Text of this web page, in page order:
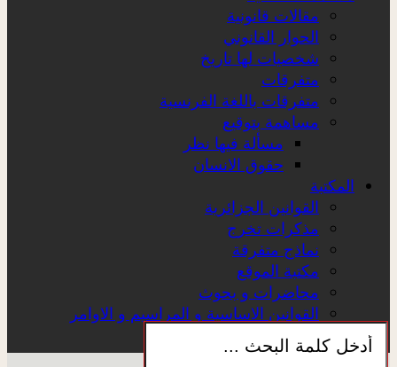
مقالات قانونية
الحوار القانوني
شخصيات لها تاريخ
متفرقات
متفرقات باللغة الفرنسية
مساهمة بتوقيع
مسألة فيها نظر
حقوق الانسان
المكتبة
القوانين الجزائرية
مذكرات تخرج
نماذج متفرقة
مكتبة الموقع
محاضرات و بحوث
القوانين الاساسية و المراسيم و الاوامر
تعريف الموقع
عن الموقع